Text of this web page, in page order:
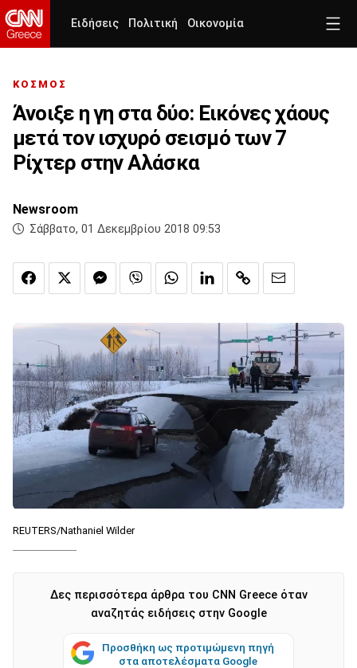
Ειδήσεις Πολιτική Οικονομία
ΚΟΣΜΟΣ
Άνοιξε η γη στα δύο: Εικόνες χάους
μετά τον ισχυρό σεισμό των 7
Ρίχτερ στην Αλάσκα
Newsroom
Σάββατο, 01 Δεκεμβρίου 2018 09:53
REUTERS/Nathaniel Wilder
Δες περισσότερα άρθρα του CNN Greece όταν
αναζητάς ειδήσεις στην Google
Προσθήκη ως προτιμώμενη πηγή
στα αποτελέσματα Google